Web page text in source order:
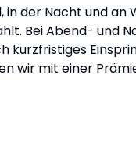
in der Nacht und
Bei Abend- und
kurzfristiges
wir mit einer